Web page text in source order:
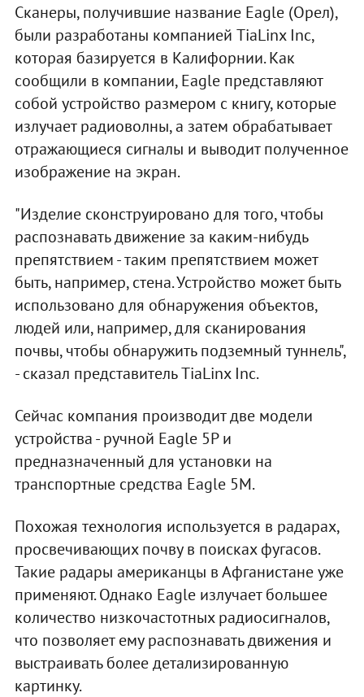
Сканеры, получившие название Eagle (Орел),
были разработаны компанией TiaLinx Inc,
которая базируется в Калифорнии. Как
сообщили в компании, Eagle представляют
собой устройство размером с книгу, которые
излучает радиоволны, а затем обрабатывает
отражающиеся сигналы и выводит полученное
изображение на экран.
"Изделие сконструировано для того, чтобы
распознавать движение за каким-нибудь
препятствием - таким препятствием может
быть, например, стена. Устройство может быть
использовано для обнаружения объектов,
людей или, например, для сканирования
почвы, чтобы обнаружить подземный туннель",
- сказал представитель TiaLinx Inc.
Сейчас компания производит две модели
устройства - ручной Eagle 5P и
предназначенный для установки на
транспортные средства Eagle 5M.
Похожая технология используется в радарах,
просвечивающих почву в поисках фугасов.
Такие радары американцы в Афганистане уже
применяют. Однако Eagle излучает большее
количество низкочастотных радиосигналов,
что позволяет ему распознавать движения и
выстраивать более детализированную
картинку.